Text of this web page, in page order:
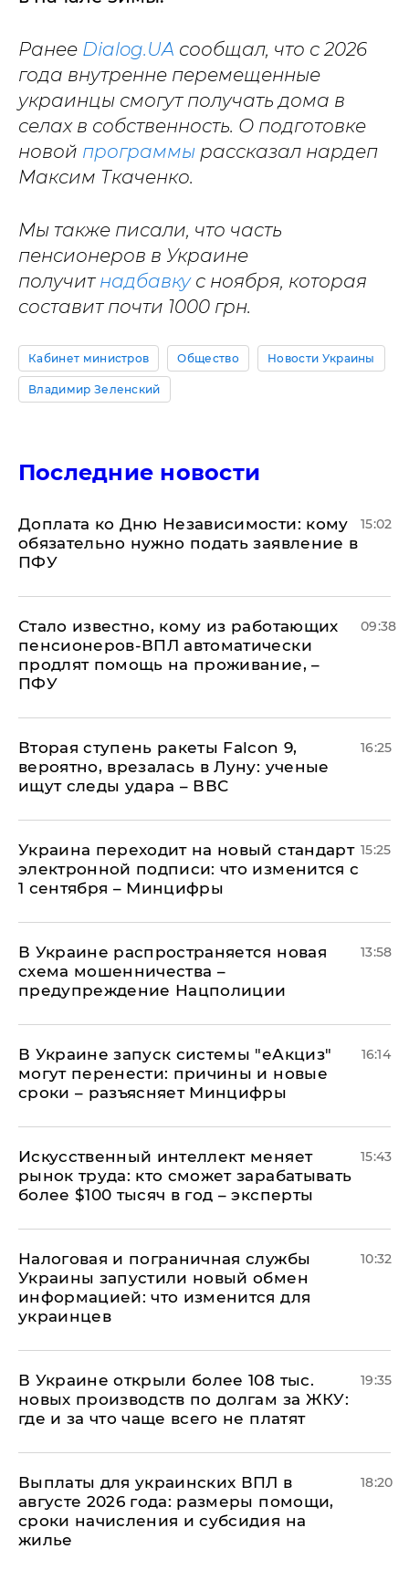
Ранее Dialog.UA сообщал, что с 2026
года внутренне перемещенные
украинцы смогут получать дома в
селах в собственность. О подготовке
новой программы рассказал нардеп
Максим Ткаченко.
Мы также писали, что часть
пенсионеров в Украине
получит надбавкус ноября, которая
составит почти 1000 грн.
Кабинет министров Общество Новости Украины
Владимир Зеленский
Последние новости
Доплата ко Дню Независимости: кому
обязательно нужно подать заявление в
ПФУ
15:02
Стало известно, кому из работающих
пенсионеров-ВПЛ автоматически
продлят помощь на проживание, –
ПФУ
09:38
Вторая ступень ракеты Falcon 9,
вероятно, врезалась в Луну: ученые
ищут следы удара – ВВС
16:25
Украина переходит на новый стандарт
электронной подписи: что изменится с
1 сентября – Минцифры
15:25
В Украине распространяется новая
схема мошенничества –
предупреждение Нацполиции
13:58
В Украине запуск системы "еАкциз"
могут перенести: причины и новые
сроки – разъясняет Минцифры
16:14
Искусственный интеллект меняет
рынок труда: кто сможет зарабатывать
более $100 тысяч в год – эксперты
15:43
Налоговая и пограничная службы
Украины запустили новый обмен
информацией: что изменится для
украинцев
10:32
В Украине открыли более 108 тыс.
новых производств по долгам за ЖКУ:
где и за что чаще всего не платят
19:35
Выплаты для украинских ВПЛ в
августе 2026 года: размеры помощи,
сроки начисления и субсидия на
жилье
18:20